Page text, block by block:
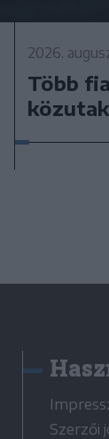
2026.
Több
Szerzői